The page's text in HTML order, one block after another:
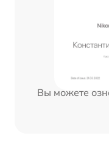
Вы можете